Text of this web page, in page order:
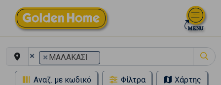
× × ΜΑΛΑΚΑΣΙ
Αναζ. με κωδικό Φίλτρα Χάρτης